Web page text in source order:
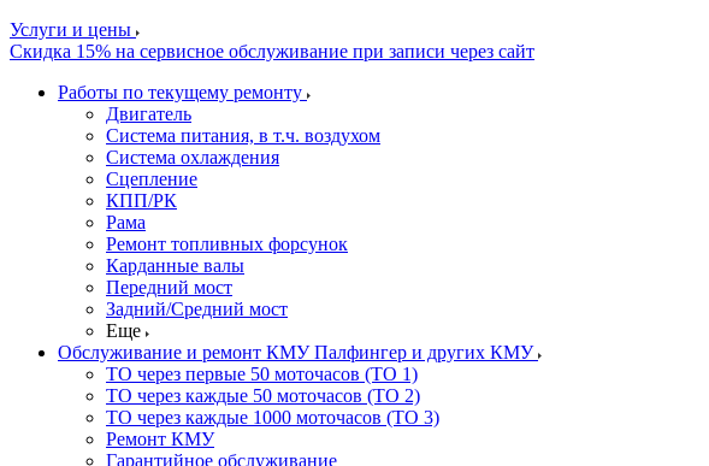
Услуги и цены
Скидка 15% на сервисное обслуживание при записи через сайт
Работы по текущему ремонту
Двигатель
Система питания, в т.ч. воздухом
Система охлаждения
Сцепление
КПП/РК
Рама
Ремонт топливных форсунок
Карданные валы
Передний мост
Задний/Средний мост
Еще
Обслуживание и ремонт КМУ Палфингер и других КМУ
ТО через первые 50 моточасов (ТО 1)
ТО через каждые 50 моточасов (ТО 2)
ТО через каждые 1000 моточасов (ТО 3)
Ремонт КМУ
Гарантийное обслуживание